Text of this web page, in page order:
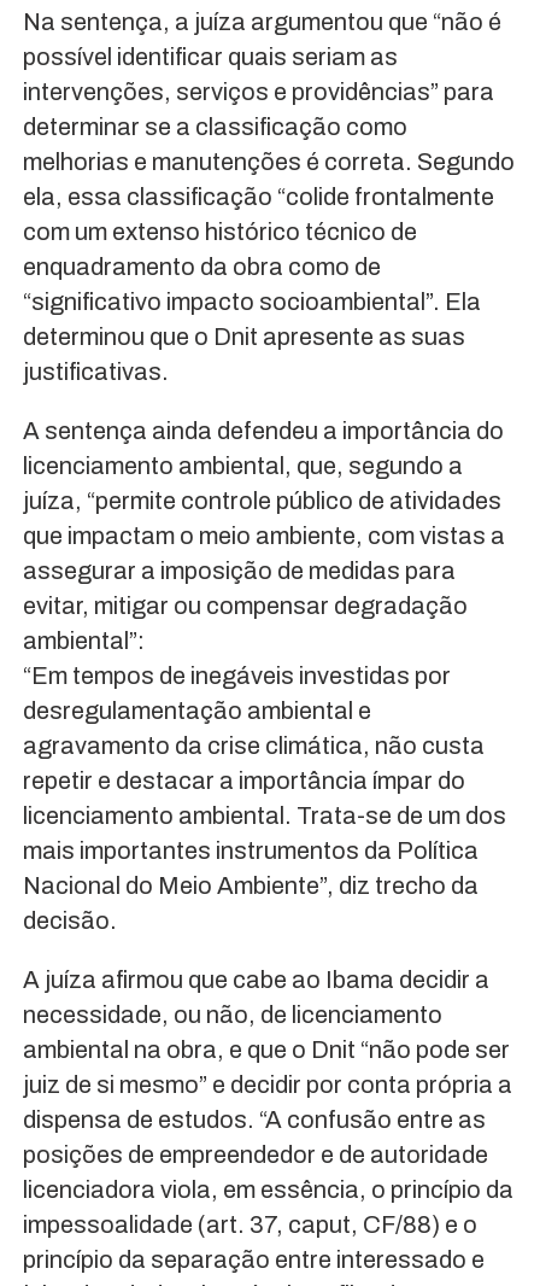
Na sentença, a juíza argumentou que “não é
possível identificar quais seriam as
intervenções, serviços e providências” para
determinar se a classificação como
melhorias e manutenções é correta. Segundo
ela, essa classificação “colide frontalmente
com um extenso histórico técnico de
enquadramento da obra como de
“significativo impacto socioambiental”. Ela
determinou que o Dnit apresente as suas
justificativas.
A sentença ainda defendeu a importância do
licenciamento ambiental, que, segundo a
juíza, “permite controle público de atividades
que impactam o meio ambiente, com vistas a
assegurar a imposição de medidas para
evitar, mitigar ou compensar degradação
ambiental”:
“Em tempos de inegáveis investidas por
desregulamentação ambiental e
agravamento da crise climática, não custa
repetir e destacar a importância ímpar do
licenciamento ambiental. Trata-se de um dos
mais importantes instrumentos da Política
Nacional do Meio Ambiente”, diz trecho da
decisão.
A juíza afirmou que cabe ao Ibama decidir a
necessidade, ou não, de licenciamento
ambiental na obra, e que o Dnit “não pode ser
juiz de si mesmo” e decidir por conta própria a
dispensa de estudos. “A confusão entre as
posições de empreendedor e de autoridade
licenciadora viola, em essência, o princípio da
impessoalidade (art. 37, caput, CF/88) e o
princípio da separação entre interessado e